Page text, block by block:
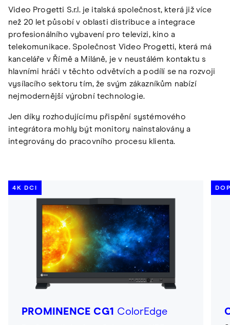
Video Progetti S.r.l. je italská společnost, která již více
než 20 let působí v oblasti distribuce a integrace
profesionálního vybavení pro televizi, kino a
telekomunikace. Společnost Video Progetti, která má
kanceláře v Římě a Miláně, je v neustálém kontaktu s
hlavními hráči v těchto odvětvích a podílí se na rozvoji
vysílacího sektoru tím, že svým zákazníkům nabízí
nejmodernější výrobní technologie.
Jen díky rozhodujícímu přispění systémového
integrátora mohly být monitory nainstalovány a
integrovány do pracovního procesu klienta.
4K DCI
PROMINENCE CG1 ColorEdge